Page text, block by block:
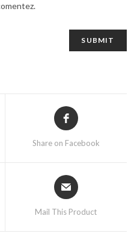
Share on Facebook
Mail This Product